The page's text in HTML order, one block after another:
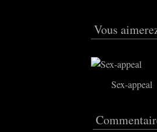
Vous
Sex-appeal